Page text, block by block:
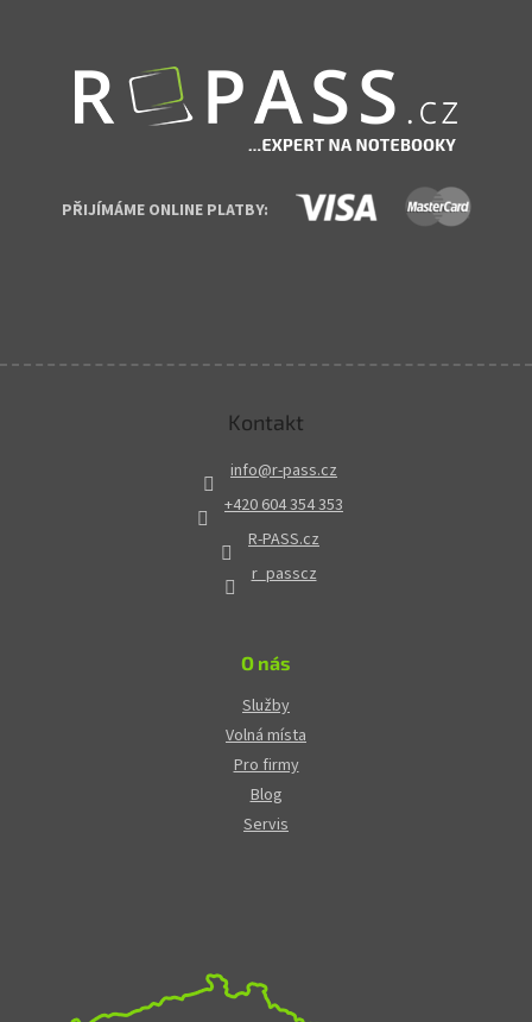
PŘIJÍMÁME ONLINE PLATBY:
Kontakt
info@r-pass.cz
+420 604 354 353
R-PASS.cz
r_passcz
O nás
Služby
Volná místa
Pro firmy
Blog
Servis